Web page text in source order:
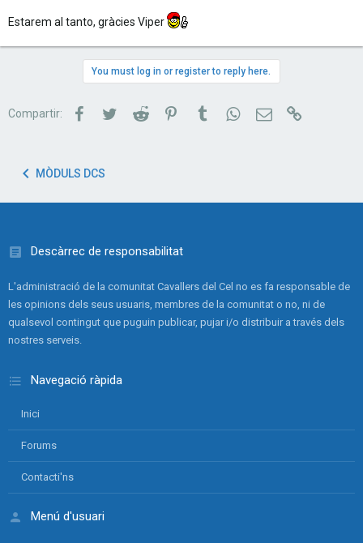
Estarem al tanto, gràcies Viper
You must log in or register to reply here.
Compartir: FacebookTwitterReddit PinterestTumblrWhatsAppCorreu electrònic
MÒDULS DCS
Descàrrec de responsabilitat
L'administració de la comunitat Cavallers del Cel no es fa responsable de
les opinions dels seus usuaris, membres de la comunitat o no, ni de
qualsevol contingut que puguin publicar, pujar i/o distribuir a través dels
nostres serveis.
Navegació ràpida
Inici
Forums
Contacti'ns
Menú d'usuari